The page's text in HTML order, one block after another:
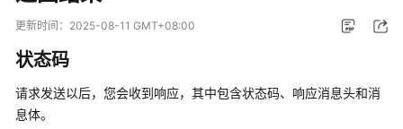
动
品
介
更新时间： 2025-08-11 GMT+08:00
状态码
请求发送以后，您会收到响应，其中包含状态码、响应消息头和消
息体。